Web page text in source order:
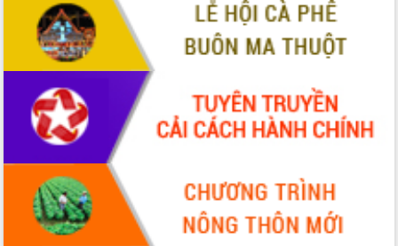
thi Sáng tạo Kỹ thuật 2024 - 2025
Đắk Lắk rà soát, điều chỉnh Đề án 190
về phát triển nuôi trồng thủy sản
Phó Chủ tịch UBND tỉnh Đắk Lắk
Trương Công Thái kiểm tra thực địa
Dự án cao tốc Khánh Hòa - Buôn Ma
Thuột
Định vị cà phê Việt Nam như một “di
sản sống” trong dòng chảy toàn cầu
Xây dựng nông thôn mới: Nâng cao đời
sống người dân từ những mô hình thiết